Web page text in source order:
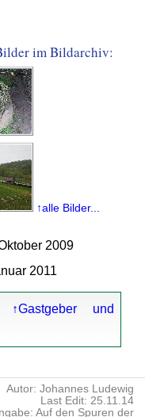
im Bildarchiv:
↑alle Bilder...
2009
2011
↑Gastgeber und
Autor: Johannes Ludewig
Last Edit: 25.11.14
Auf den Spuren der